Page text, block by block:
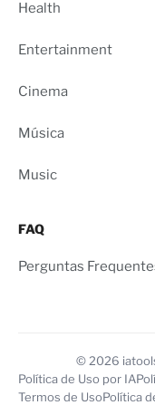
Health
Entertainment
Cinema
Música
Music
FAQ
Perguntas
© 2026
Política de Uso por IA
Termos de UsoPolítica